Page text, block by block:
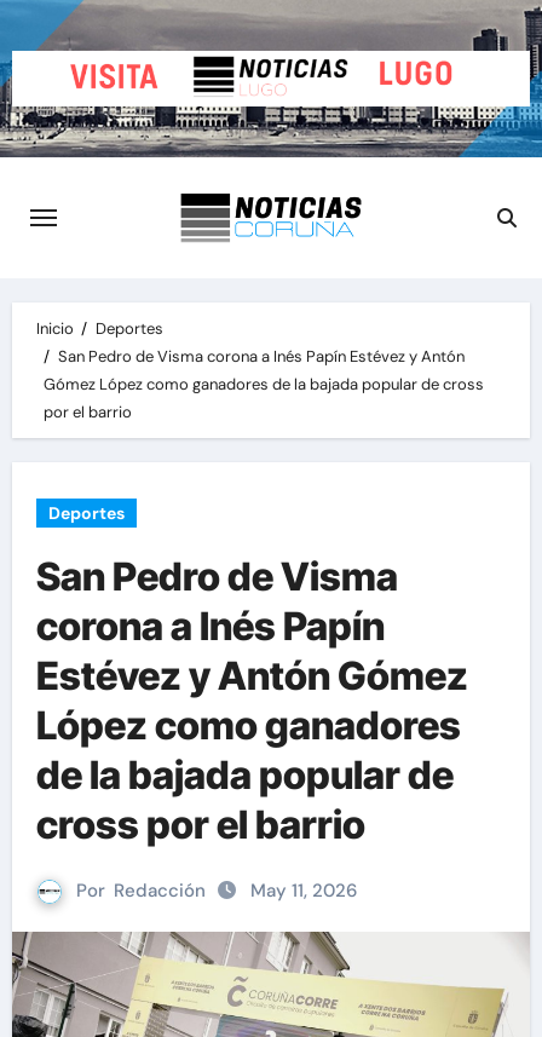
al
contenido
Inicio
Deportes
San Pedro de Visma corona a Inés Papín Estévez y Antón
Gómez López como ganadores de la bajada popular de cross
por el barrio
Deportes
San Pedro de Visma
corona a Inés Papín
Estévez y Antón Gómez
López como ganadores
de la bajada popular de
cross por el barrio
Por Redacción May 11, 2026